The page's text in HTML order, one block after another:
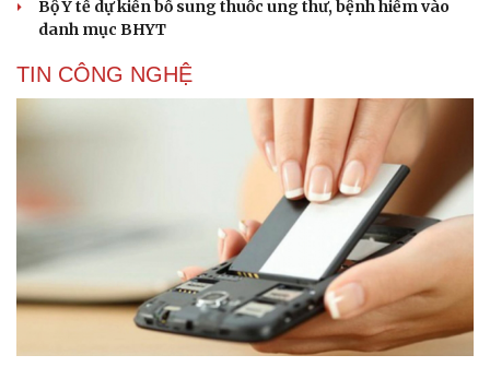
Bộ Y tế dự kiến bổ sung thuốc ung thư, bệnh hiếm vào
danh mục BHYT
TIN CÔNG NGHỆ